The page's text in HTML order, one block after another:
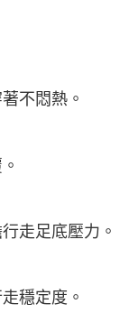
不悶熱。
走足底壓力。
穩定度。